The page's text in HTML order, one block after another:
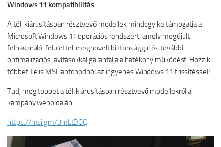
Windows 11 kompatibilitás
A téli kiárusításban résztvevő modellek mindegyike támogatja a
Microsoft Windows 11 operációs rendszert, amely megújult
felhasználói felülettel, megnövelt biztonsággal és további
optimalizációs javításokkal garantálja a hatékony működést. Hozz ki
többet Te is MSI laptopodból az ingyenes Windows 11 frissítéssel!
Tudj meg többet a téli kiárusításban résztvevő modellekről a
kampány weboldalán:
https://msi.gm/3mLtDGQ